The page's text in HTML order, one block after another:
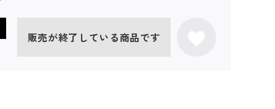
販売が終了している商品です